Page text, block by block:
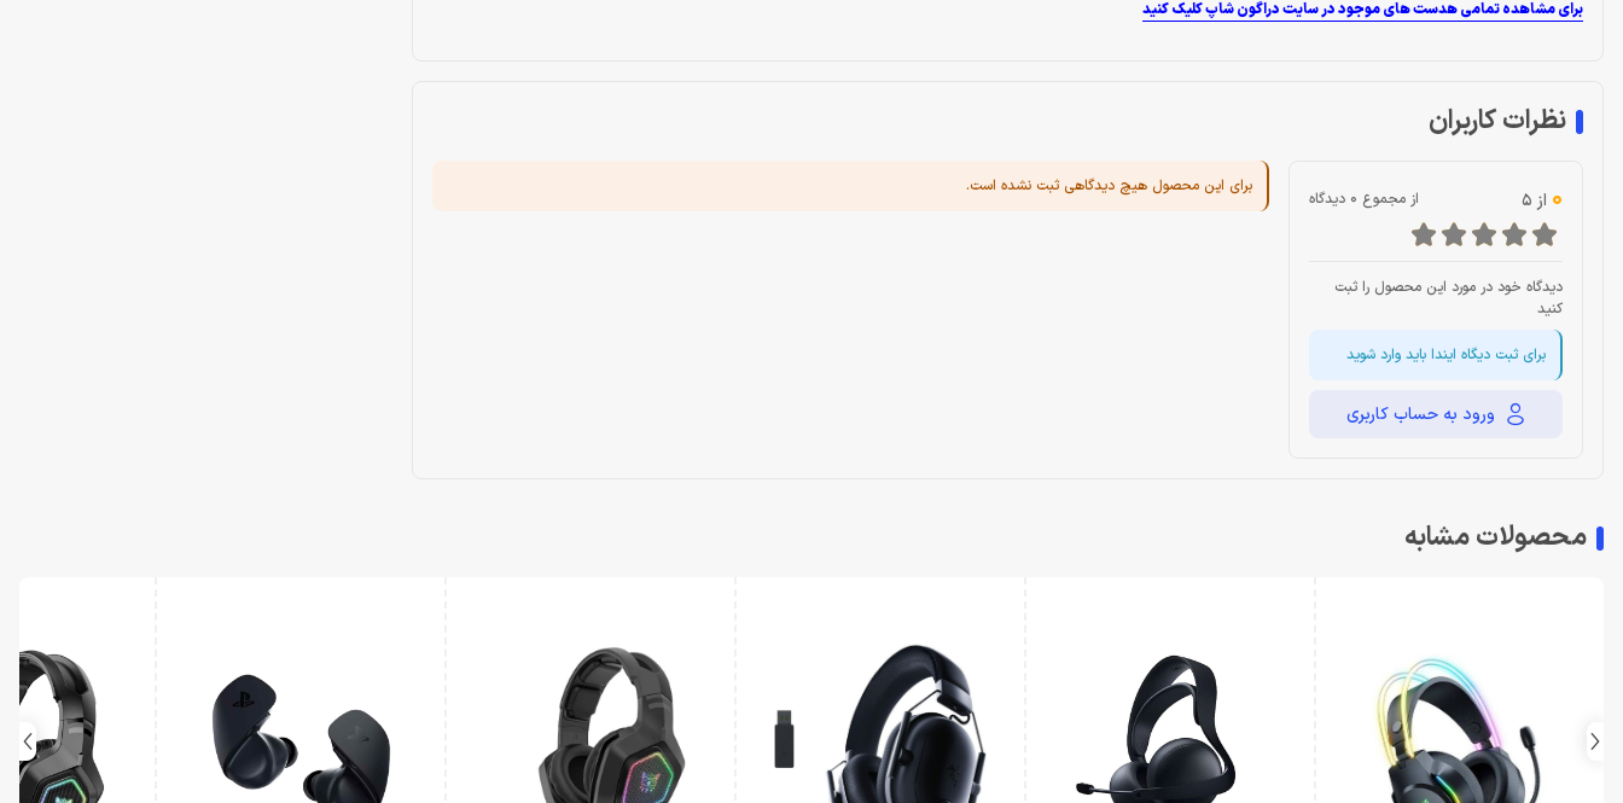
برای مشاهده تمامی هدست های موجود در سایت دراگون شاپ کلیک کنید
نظرات کاربران
0 از 5 از مجموع 0 دیدگاه
دیدگاه خود در مورد این محصول را ثبت
کنید
برای ثبت دیگاه ایندا باید وارد شوید
ورود به حساب کاربری
برای این محصول هیچ دیدگاهی ثبت نشده است.
محصولات مشابه